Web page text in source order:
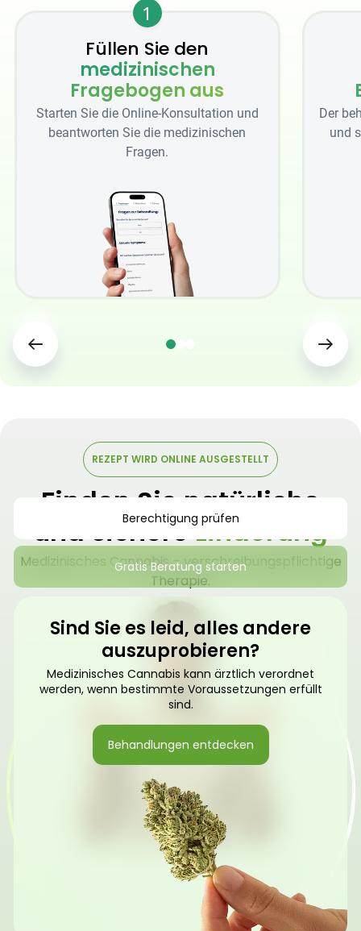
1
Füllen Sie den
medizinischen
Fragebogen aus
Starten Sie die Online-Konsultation und
beantworten Sie die medizinischen
Fragen.
Der
und
REZEPT WIRD ONLINE AUSGESTELLT
Finden Sie natürliche
und sichereLinderung
Medizinisches Cannabis – verschreibungspflichtige
Therapie.
Berechtigung prüfen
Gratis Beratung starten
Sind Sie es leid, alles andere
auszuprobieren?
Medizinisches Cannabis kann ärztlich verordnet
werden, wenn bestimmte Voraussetzungen erfüllt
sind.
Behandlungen entdecken